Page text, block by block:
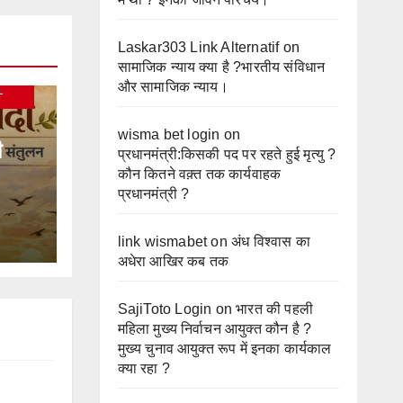
Laskar303 Link Alternatifon
सामाजिक न्याय क्या है ?भारतीय संविधान
और सामाजिक न्याय।
wisma bet login on
प्रधानमंत्री:किसकी पद पर रहते हुई मृत्यु ?
कौन कितने वक़्त तक कार्यवाहक
प्रधानमंत्री ?
link wismabeton अंध विश्वास का
अधेरा आखिर कब तक
SajiToto Login onभारत की पहली
महिला मुख्य निर्वाचन आयुक्त कौन है ?
मुख्य चुनाव आयुक्त रूप में इनका कार्यकाल
क्या रहा ?